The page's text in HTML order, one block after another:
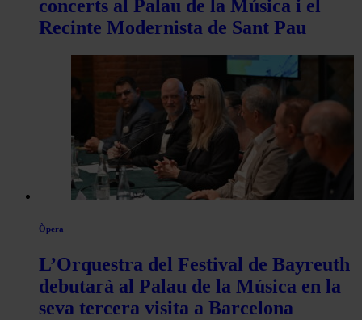
concerts al Palau de la Música i el
Recinte Modernista de Sant Pau
Òpera
L’Orquestra del Festival de Bayreuth
debutarà al Palau de la Música en la
seva tercera visita a Barcelona